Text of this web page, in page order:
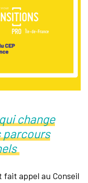
change
fait appel au Conseil